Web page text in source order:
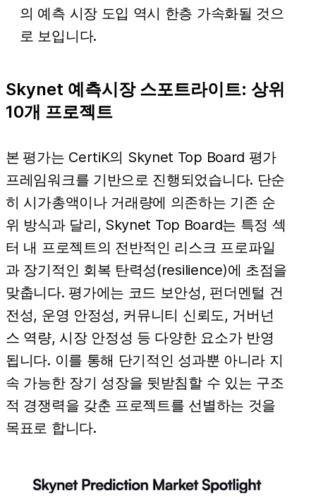
의 예측 시장 도입 역시 한층 가속화될 것으
로 보입니다.
Skynet 예측시장 스포트라이트: 상위
10개 프로젝트
본 평가는 CertiK의 Skynet Top Board 평가
프레임워크를 기반으로 진행되었습니다. 단순
히 시가총액이나 거래량에 의존하는 기존 순
위 방식과 달리, Skynet Top Board는 특정 섹
터 내 프로젝트의 전반적인 리스크 프로파일
과 장기적인 회복 탄력성(resilience)에 초점을
맞춥니다. 평가에는 코드 보안성, 펀더멘털 건
전성, 운영 안정성, 커뮤니티 신뢰도, 거버넌
스 역량, 시장 안정성 등 다양한 요소가 반영
됩니다. 이를 통해 단기적인 성과뿐 아니라 지
속 가능한 장기 성장을 뒷받침할 수 있는 구조
적 경쟁력을 갖춘 프로젝트를 선별하는 것을
목표로 합니다.